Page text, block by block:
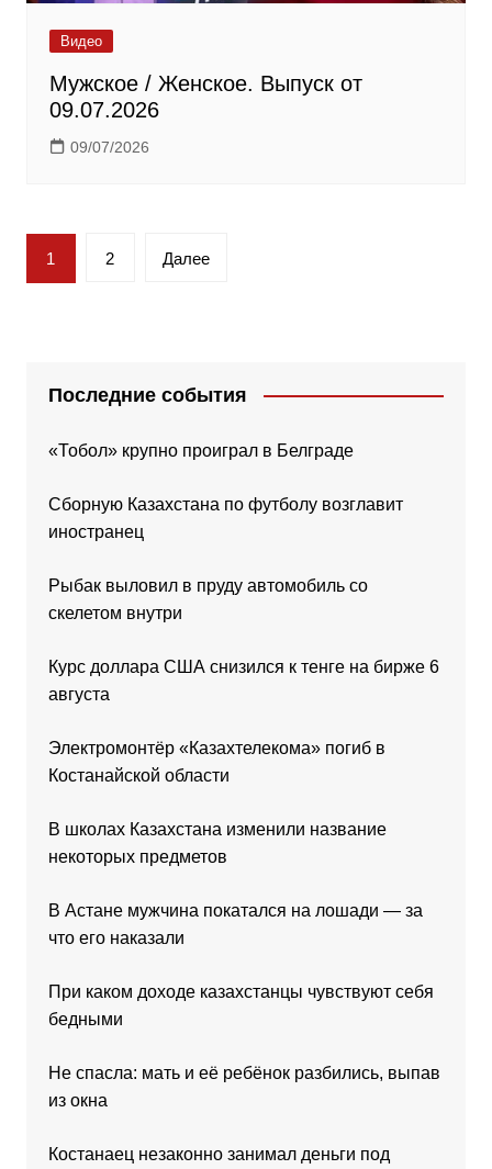
Видео
Мужское / Женское. Выпуск от
09.07.2026
09/07/2026
Пагинация
записей
1 2 Далее
Последние события
«Тобол» крупно проиграл в Белграде
Сборную Казахстана по футболу возглавит
иностранец
Рыбак выловил в пруду автомобиль со
скелетом внутри
Курс доллара США снизился к тенге на бирже 6
августа
Электромонтёр «Казахтелекома» погиб в
Костанайской области
В школах Казахстана изменили название
некоторых предметов
В Астане мужчина покатался на лошади — за
что его наказали
При каком доходе казахстанцы чувствуют себя
бедными
Не спасла: мать и её ребёнок разбились, выпав
из окна
Костанаец незаконно занимал деньги под